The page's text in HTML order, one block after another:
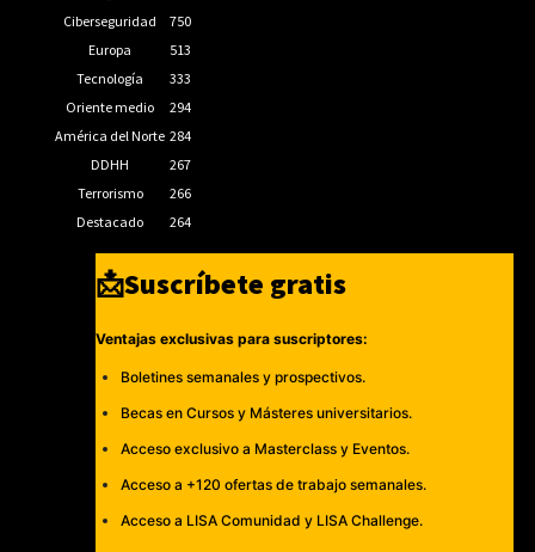
Ciberseguridad
750
Europa
513
Tecnología
333
Oriente medio
294
América del Norte 284
DDHH
267
Terrorismo
266
Destacado
264
📩Suscríbete gratis
Ventajas exclusivas para suscriptores:
Boletines semanales y prospectivos.
Becas en Cursos y Másteres universitarios.
Acceso exclusivo a Masterclass y Eventos.
Acceso a +120 ofertas de trabajo semanales.
Acceso a LISA Comunidad y LISA Challenge.